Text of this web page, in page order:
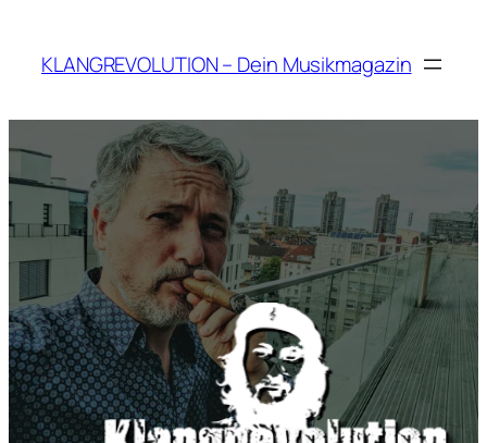
springen
KLANGREVOLUTION – Dein Musikmagazin